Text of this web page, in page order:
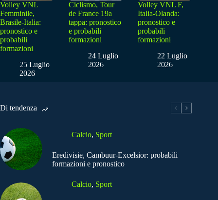
Volley VNL
Femminile,
Brasile-Italia:
pronostico e
probabili
formazioni
25 Luglio
2026
Ciclismo, Tour
de France 19a
tappa: pronostico
e probabili
formazioni
24 Luglio
2026
Volley VNL F,
Italia-Olanda:
pronostico e
probabili
formazioni
22 Luglio
2026
Di tendenza
Calcio, Sport
Eredivisie, Cambuur-Excelsior: probabili
formazioni e pronostico
Calcio, Sport